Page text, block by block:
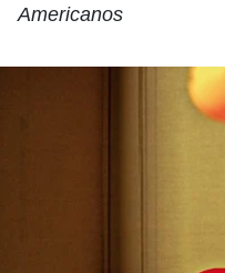
Americanos